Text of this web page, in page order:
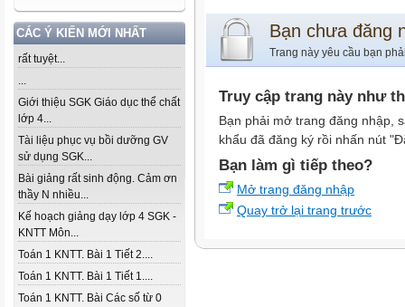
CÁC Ý KIẾN MỚI NHẤT
rất tuyệt...
...
Giới thiệu SGK Giáo dục thể chất
lớp 4...
Tài liệu phục vụ bồi dưỡng GV
sử dụng SGK...
Bài giảng rất sinh động. Cảm ơn
thầy N nhiều...
Kế hoạch giảng dạy lớp 4 SGK -
KNTT Môn...
Toán 1 KNTT. Bài 1 Tiết 2....
Toán 1 KNTT. Bài 1 Tiết 1....
Toán 1 KNTT. Bài Các số từ 0
Bạn chưa đăng
Trang này yêu cầu bạn
Truy cập trang này như
Bạn phải mở trang đăng nhập,
khẩu đã đăng ký rồi nhấn nút
Bạn làm gì tiếp theo?
Mở trang đăng nhập
Quay trở lại trang trước